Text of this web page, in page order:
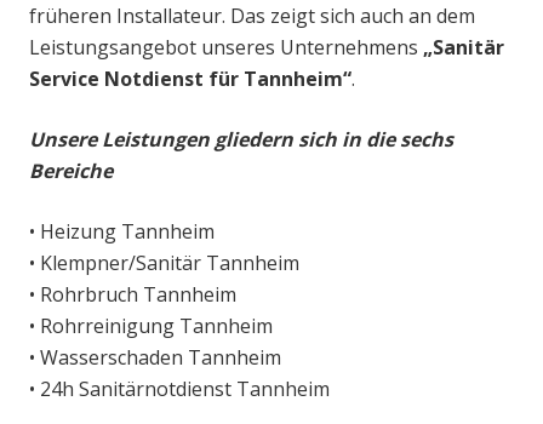
früheren Installateur. Das zeigt sich auch an dem
Leistungsangebot unseres Unternehmens „Sanitär
Service Notdienst für Tannheim“.
Unsere Leistungen gliedern sich in die sechs
Bereiche
• Heizung Tannheim
• Klempner/Sanitär Tannheim
• Rohrbruch Tannheim
• Rohrreinigung Tannheim
• Wasserschaden Tannheim
• 24h Sanitärnotdienst Tannheim